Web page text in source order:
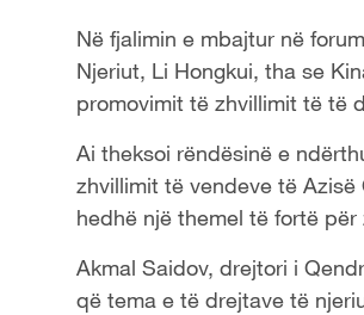
Në fjalimin e mbajtur në
Njeriut, Li Hongkui, tha se
promovimit të zhvillimit të të
Ai theksoi rëndësinë e
zhvillimit të vendeve të
hedhë një themel të fortë
Akmal Saidov, drejtori i
që tema e të drejtave të